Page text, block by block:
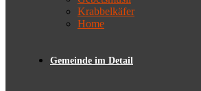
Krabbelkäfer
Home
Gemeinde im Detail